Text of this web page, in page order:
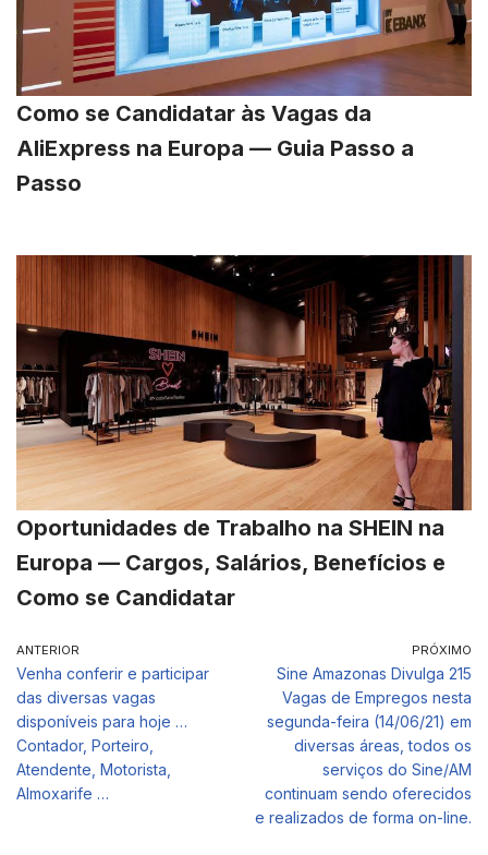
Como se Candidatar às Vagas da
AliExpress na Europa — Guia Passo a
Passo
Oportunidades de Trabalho na SHEIN na
Europa — Cargos, Salários, Benefícios e
Como se Candidatar
ANTERIOR
Venha conferir e participar
das diversas vagas
disponíveis para hoje …
Contador, Porteiro,
Atendente, Motorista,
Almoxarife …
PRÓXIMO
Sine Amazonas Divulga 215
Vagas de Empregos nesta
segunda-feira (14/06/21) em
diversas áreas, todos os
serviços do Sine/AM
continuam sendo oferecidos
e realizados de forma on-line.